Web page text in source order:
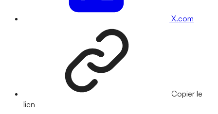
X.com
Copier le
lien